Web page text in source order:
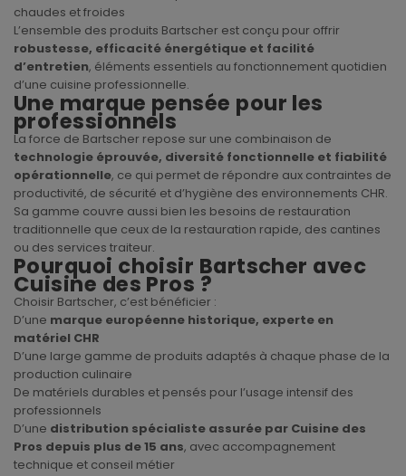
chaudes et froides
L’ensemble des produits Bartscher est conçu pour offrir
robustesse, efficacité énergétique et facilité
d’entretien, éléments essentiels au fonctionnement quotidien
d’une cuisine professionnelle.
Une marque pensée pour les
professionnels
La force de Bartscher repose sur une combinaison de
technologie éprouvée, diversité fonctionnelle et fiabilité
opérationnelle, ce qui permet de répondre aux contraintes de
productivité, de sécurité et d’hygiène des environnements CHR.
Sa gamme couvre aussi bien les besoins de restauration
traditionnelle que ceux de la restauration rapide, des cantines
ou des services traiteur.
Pourquoi choisir Bartscher avec
Cuisine des Pros ?
Choisir Bartscher, c’est bénéficier :
D’une marque européenne historique, experte en
matériel CHR
D’une large gamme de produits adaptés à chaque phase de la
production culinaire
De matériels durables et pensés pour l’usage intensif des
professionnels
D’une distribution spécialiste assurée par Cuisine des
Pros depuis plus de 15 ans, avec accompagnement
technique et conseil métier